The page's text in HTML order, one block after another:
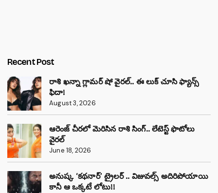
Recent Post
రాశి ఖన్నా గ్లామర్ షో వైరల్.. ఈ లుక్ చూసి ఫ్యాన్స్
ఫిదా!
August 3, 2026
ఆరెంజ్ చీరలో మెరిసిన రాశి సింగ్.. లేటెస్ట్ ఫొటోలు
వైరల్
June 18, 2026
అనుష్క ‘కథనార్’ ట్రైలర్ .. విజువల్స్ అదిరిపోయాయి
కానీ ఆ ఒక్కటే లోటు!!